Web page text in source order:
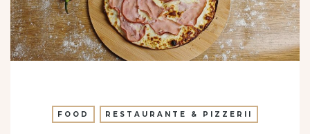
FOOD RESTAURANTE & PIZZERII